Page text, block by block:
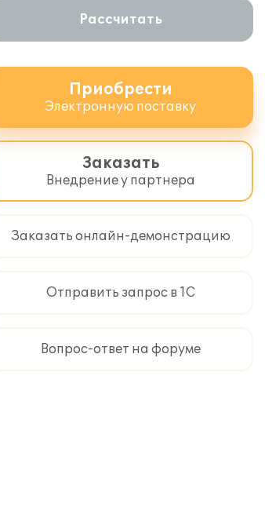
Рассчитать
Приобрести
Электронную поставку
Заказать
Внедрение у партнера
Заказать онлайн-демонстрацию
Отправить запрос в 1С
Вопрос-ответ на форуме